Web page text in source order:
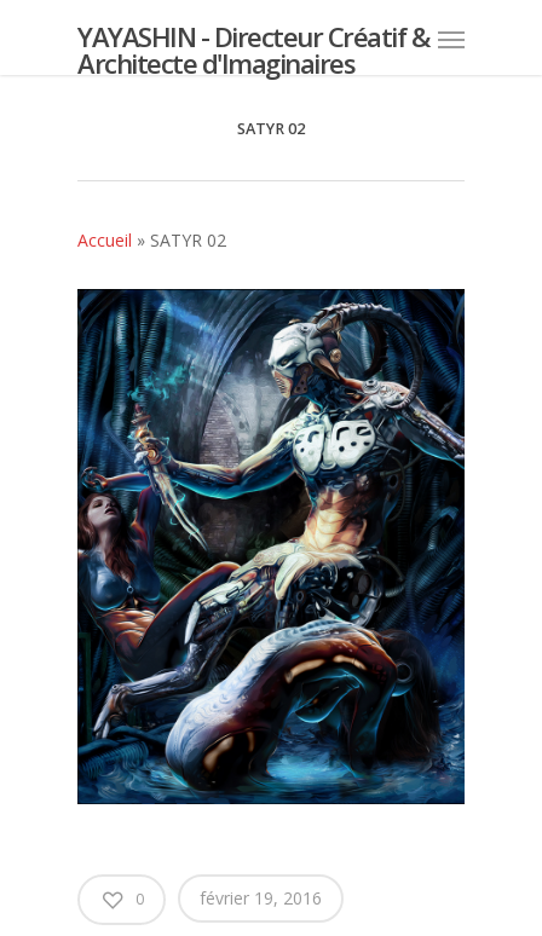
YAYASHIN - Directeur Créatif &
Architecte d'Imaginaires
SATYR 02
Accueil » SATYR 02
0 février 19, 2016